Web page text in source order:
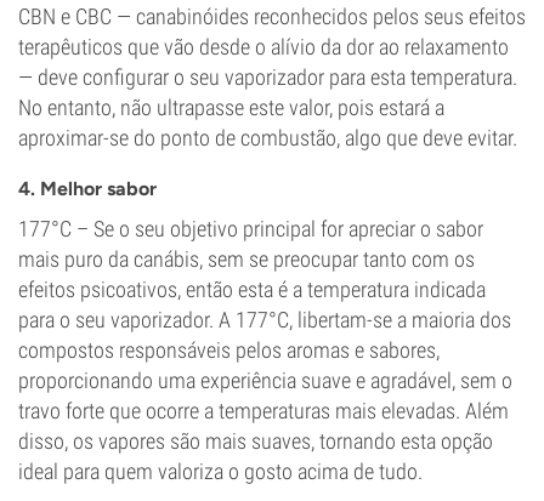
CBN e CBC — canabinóides reconhecidos pelos seus efeitos
terapêuticos que vão desde o alívio da dor ao relaxamento
— deve configurar o seu vaporizador para esta temperatura.
No entanto, não ultrapasse este valor, pois estará a
aproximar-se do ponto de combustão, algo que deve evitar.
4. Melhor sabor
177°C – Se o seu objetivo principal for apreciar o sabor
mais puro da canábis, sem se preocupar tanto com os
efeitos psicoativos, então esta é a temperatura indicada
para o seu vaporizador. A 177°C, libertam-se a maioria dos
compostos responsáveis pelos aromas e sabores,
proporcionando uma experiência suave e agradável, sem o
travo forte que ocorre a temperaturas mais elevadas. Além
disso, os vapores são mais suaves, tornando esta opção
ideal para quem valoriza o gosto acima de tudo.